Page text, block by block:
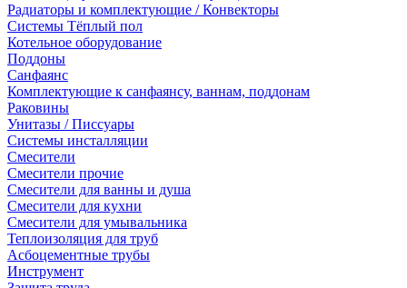
Радиаторы и комплектующие / Конвекторы
Системы Тёплый пол
Котельное оборудование
Поддоны
Санфаянс
Комплектующие к санфаянсу, ваннам, поддонам
Раковины
Унитазы / Писсуары
Системы инсталляции
Смесители
Смесители прочие
Смесители для ванны и душа
Смесители для кухни
Смесители для умывальника
Теплоизоляция для труб
Асбоцементные трубы
Инструмент